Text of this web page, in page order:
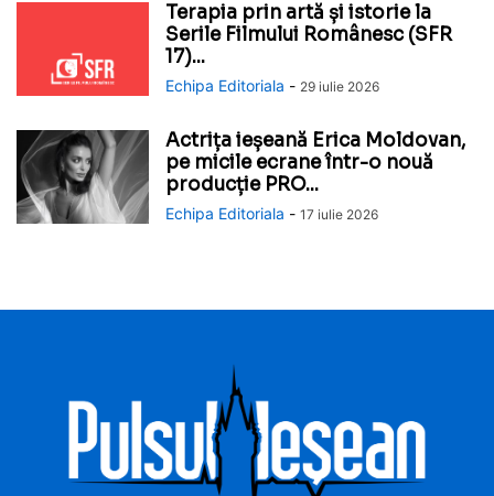
Terapia prin artă și istorie la
Serile Filmului Românesc (SFR
17)...
Echipa Editoriala - 29 iulie 2026
Actrița ieșeană Erica Moldovan,
pe micile ecrane într-o nouă
producție PRO...
Echipa Editoriala - 17 iulie 2026